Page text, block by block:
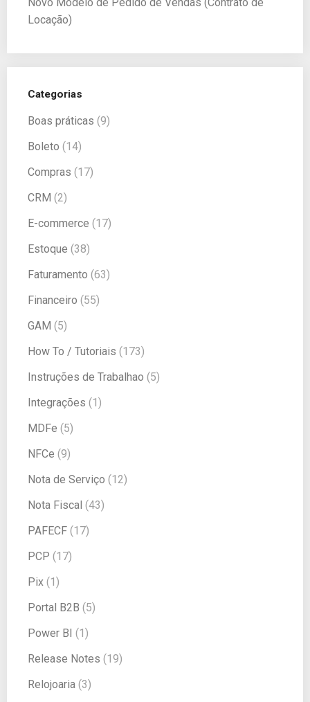
Locação)
Categorias
Boas práticas (9)
Boleto (14)
Compras (17)
CRM (2)
E-commerce (17)
Estoque (38)
Faturamento (63)
Financeiro (55)
GAM (5)
How To / Tutoriais (173)
Instruções de Trabalhao (5)
Integrações (1)
MDFe (5)
NFCe (9)
Nota de Serviço (12)
Nota Fiscal (43)
PAFECF (17)
PCP (17)
Pix (1)
Portal B2B (5)
Power BI (1)
Release Notes (19)
Relojoaria (3)